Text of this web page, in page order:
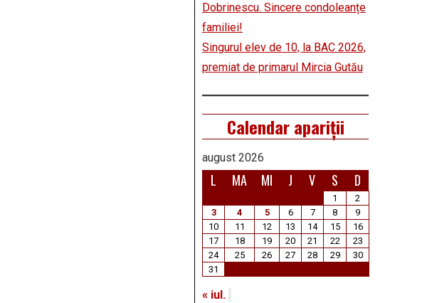
Dobrinescu. Sincere condoleanțe
familiei!
Singurul elev de 10, la BAC 2026,
premiat de primarul Mircia Gutău
Calendar apariții
august 2026
L MA MI J V S D
1
2
3
4 5 6 7 8
9
10
11 12 13 14 15
16
17
18 19 20 21 22
23
24
25 26 27 28 29
30
31
« iul.